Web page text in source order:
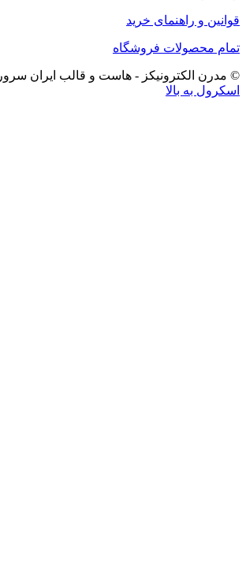
قوانین و راهنمای خرید
تمام محصولات فروشگاه
© مدرن الکترونیکز - هاست و قالب ایران سرور
اسکرول به بالا